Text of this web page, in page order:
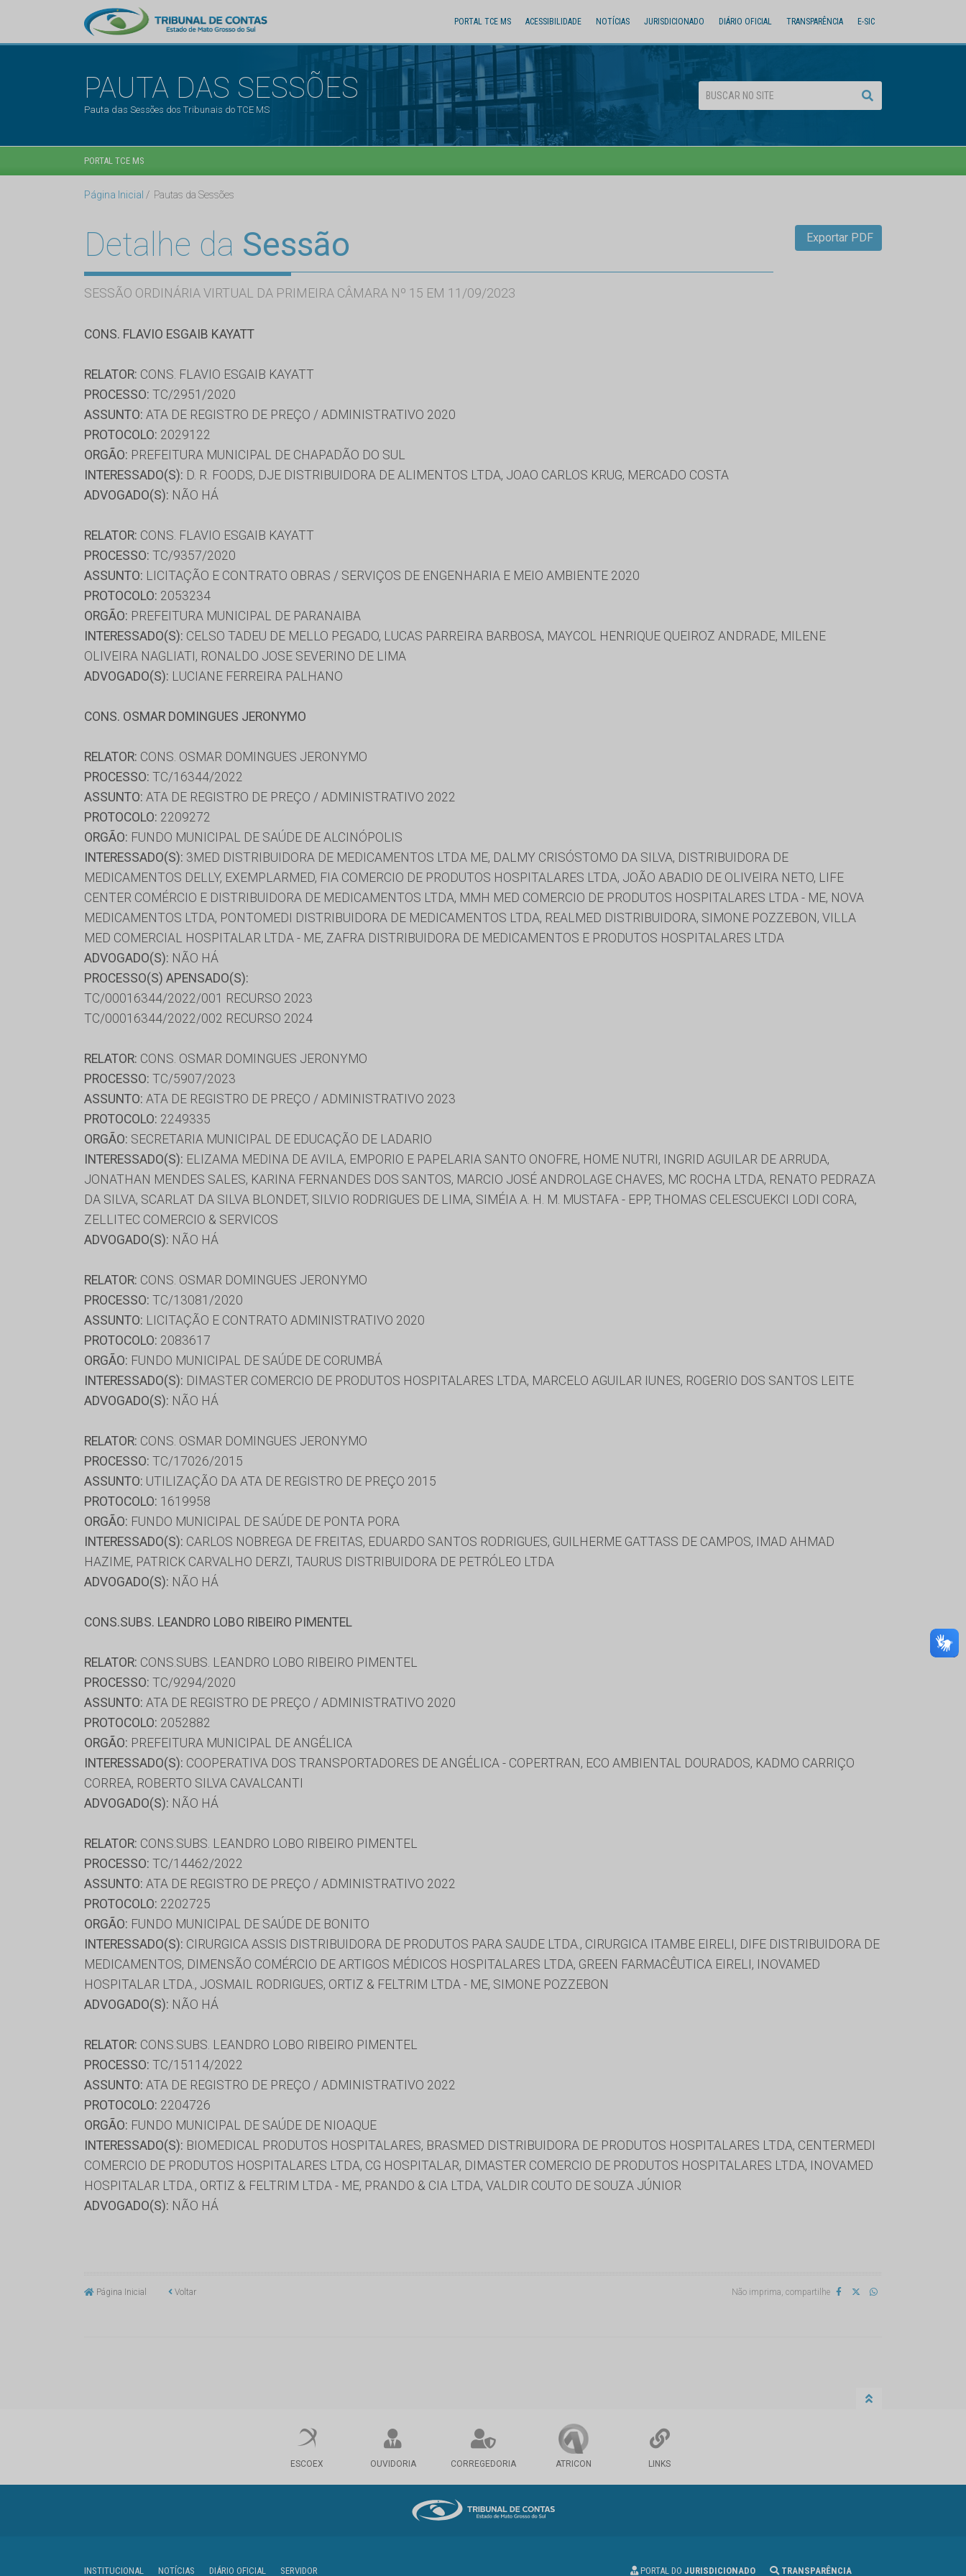
PORTAL TCE MS ACESSIBILIDADE NOTÍCIAS JURISDICIONADO DIÁRIO OFICIAL TRANSPARÊNCIA E-SIC
PAUTA DAS SESSÕES
Pauta das Sessões dos Tribunais do TCE MS
PORTAL TCE MS
Página Inicial Pautas da Sessões
Detalhe da Sessão
SESSÃO ORDINÁRIA VIRTUAL DA PRIMEIRA CÂMARA Nº 15 EM 11/09/2023
Exportar PDF
CONS. FLAVIO ESGAIB KAYATT
RELATOR: CONS. FLAVIO ESGAIB KAYATT
PROCESSO: TC/2951/2020
ASSUNTO: ATA DE REGISTRO DE PREÇO / ADMINISTRATIVO 2020
PROTOCOLO: 2029122
ORGÃO: PREFEITURA MUNICIPAL DE CHAPADÃO DO SUL
INTERESSADO(S): D. R. FOODS, DJE DISTRIBUIDORA DE ALIMENTOS LTDA, JOAO CARLOS KRUG, MERCADO COSTA
ADVOGADO(S): NÃO HÁ
RELATOR: CONS. FLAVIO ESGAIB KAYATT
PROCESSO: TC/9357/2020
ASSUNTO: LICITAÇÃO E CONTRATO OBRAS / SERVIÇOS DE ENGENHARIA E MEIO AMBIENTE 2020
PROTOCOLO: 2053234
ORGÃO: PREFEITURA MUNICIPAL DE PARANAIBA
INTERESSADO(S): CELSO TADEU DE MELLO PEGADO, LUCAS PARREIRA BARBOSA, MAYCOL HENRIQUE QUEIROZ ANDRADE, MILENE
OLIVEIRA NAGLIATI, RONALDO JOSE SEVERINO DE LIMA
ADVOGADO(S): LUCIANE FERREIRA PALHANO
CONS. OSMAR DOMINGUES JERONYMO
RELATOR: CONS. OSMAR DOMINGUES JERONYMO
PROCESSO: TC/16344/2022
ASSUNTO: ATA DE REGISTRO DE PREÇO / ADMINISTRATIVO 2022
PROTOCOLO: 2209272
ORGÃO: FUNDO MUNICIPAL DE SAÚDE DE ALCINÓPOLIS
INTERESSADO(S): 3MED DISTRIBUIDORA DE MEDICAMENTOS LTDA ME, DALMY CRISÓSTOMO DA SILVA, DISTRIBUIDORA DE
MEDICAMENTOS DELLY, EXEMPLARMED, FIA COMERCIO DE PRODUTOS HOSPITALARES LTDA, JOÃO ABADIO DE OLIVEIRA NETO, LIFE
CENTER COMÉRCIO E DISTRIBUIDORA DE MEDICAMENTOS LTDA, MMH MED COMERCIO DE PRODUTOS HOSPITALARES LTDA - ME, NOVA
MEDICAMENTOS LTDA, PONTOMEDI DISTRIBUIDORA DE MEDICAMENTOS LTDA, REALMED DISTRIBUIDORA, SIMONE POZZEBON, VILLA
MED COMERCIAL HOSPITALAR LTDA - ME, ZAFRA DISTRIBUIDORA DE MEDICAMENTOS E PRODUTOS HOSPITALARES LTDA
ADVOGADO(S): NÃO HÁ
PROCESSO(S) APENSADO(S):
TC/00016344/2022/001 RECURSO 2023
TC/00016344/2022/002 RECURSO 2024
RELATOR: CONS. OSMAR DOMINGUES JERONYMO
PROCESSO: TC/5907/2023
ASSUNTO: ATA DE REGISTRO DE PREÇO / ADMINISTRATIVO 2023
PROTOCOLO: 2249335
ORGÃO: SECRETARIA MUNICIPAL DE EDUCAÇÃO DE LADARIO
INTERESSADO(S): ELIZAMA MEDINA DE AVILA, EMPORIO E PAPELARIA SANTO ONOFRE, HOME NUTRI, INGRID AGUILAR DE ARRUDA,
JONATHAN MENDES SALES, KARINA FERNANDES DOS SANTOS, MARCIO JOSÉ ANDROLAGE CHAVES, MC ROCHA LTDA, RENATO PEDRAZA
DA SILVA, SCARLAT DA SILVA BLONDET, SILVIO RODRIGUES DE LIMA, SIMÉIA A. H. M. MUSTAFA - EPP, THOMAS CELESCUEKCI LODI CORA,
ZELLITEC COMERCIO & SERVICOS
ADVOGADO(S): NÃO HÁ
RELATOR: CONS. OSMAR DOMINGUES JERONYMO
PROCESSO: TC/13081/2020
ASSUNTO: LICITAÇÃO E CONTRATO ADMINISTRATIVO 2020
PROTOCOLO: 2083617
ORGÃO: FUNDO MUNICIPAL DE SAÚDE DE CORUMBÁ
INTERESSADO(S): DIMASTER COMERCIO DE PRODUTOS HOSPITALARES LTDA, MARCELO AGUILAR IUNES, ROGERIO DOS SANTOS LEITE
ADVOGADO(S): NÃO HÁ
RELATOR: CONS. OSMAR DOMINGUES JERONYMO
PROCESSO: TC/17026/2015
ASSUNTO: UTILIZAÇÃO DA ATA DE REGISTRO DE PREÇO 2015
PROTOCOLO: 1619958
ORGÃO: FUNDO MUNICIPAL DE SAÚDE DE PONTA PORA
INTERESSADO(S): CARLOS NOBREGA DE FREITAS, EDUARDO SANTOS RODRIGUES, GUILHERME GATTASS DE CAMPOS, IMAD AHMAD
HAZIME, PATRICK CARVALHO DERZI, TAURUS DISTRIBUIDORA DE PETRÓLEO LTDA
ADVOGADO(S): NÃO HÁ
CONS.SUBS. LEANDRO LOBO RIBEIRO PIMENTEL
RELATOR: CONS.SUBS. LEANDRO LOBO RIBEIRO PIMENTEL
PROCESSO: TC/9294/2020
ASSUNTO: ATA DE REGISTRO DE PREÇO / ADMINISTRATIVO 2020
PROTOCOLO: 2052882
ORGÃO: PREFEITURA MUNICIPAL DE ANGÉLICA
INTERESSADO(S): COOPERATIVA DOS TRANSPORTADORES DE ANGÉLICA - COPERTRAN, ECO AMBIENTAL DOURADOS, KADMO CARRIÇO
CORREA, ROBERTO SILVA CAVALCANTI
ADVOGADO(S): NÃO HÁ
RELATOR: CONS.SUBS. LEANDRO LOBO RIBEIRO PIMENTEL
PROCESSO: TC/14462/2022
ASSUNTO: ATA DE REGISTRO DE PREÇO / ADMINISTRATIVO 2022
PROTOCOLO: 2202725
ORGÃO: FUNDO MUNICIPAL DE SAÚDE DE BONITO
INTERESSADO(S): CIRURGICA ASSIS DISTRIBUIDORA DE PRODUTOS PARA SAUDE LTDA., CIRURGICA ITAMBE EIRELI, DIFE DISTRIBUIDORA DE
MEDICAMENTOS, DIMENSÃO COMÉRCIO DE ARTIGOS MÉDICOS HOSPITALARES LTDA, GREEN FARMACÊUTICA EIRELI, INOVAMED
HOSPITALAR LTDA., JOSMAIL RODRIGUES, ORTIZ & FELTRIM LTDA - ME, SIMONE POZZEBON
ADVOGADO(S): NÃO HÁ
RELATOR: CONS.SUBS. LEANDRO LOBO RIBEIRO PIMENTEL
PROCESSO: TC/15114/2022
ASSUNTO: ATA DE REGISTRO DE PREÇO / ADMINISTRATIVO 2022
PROTOCOLO: 2204726
ORGÃO: FUNDO MUNICIPAL DE SAÚDE DE NIOAQUE
INTERESSADO(S): BIOMEDICAL PRODUTOS HOSPITALARES, BRASMED DISTRIBUIDORA DE PRODUTOS HOSPITALARES LTDA, CENTERMEDI
COMERCIO DE PRODUTOS HOSPITALARES LTDA, CG HOSPITALAR, DIMASTER COMERCIO DE PRODUTOS HOSPITALARES LTDA, INOVAMED
HOSPITALAR LTDA., ORTIZ & FELTRIM LTDA - ME, PRANDO & CIA LTDA, VALDIR COUTO DE SOUZA JÚNIOR
ADVOGADO(S): NÃO HÁ
Página Inicial Voltar Não imprima, compartilhe
ESCOEX OUVIDORIA CORREGEDORIA ATRICON LINKS
INSTITUCIONAL NOTÍCIAS DIÁRIO OFICIAL SERVIDOR PORTAL DO JURISDICIONADO TRANSPARÊNCIA